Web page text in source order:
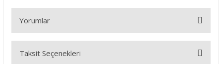
Yorumlar
Bu ürüne ilk yorumu siz yapın!
Taksit Seçenekleri